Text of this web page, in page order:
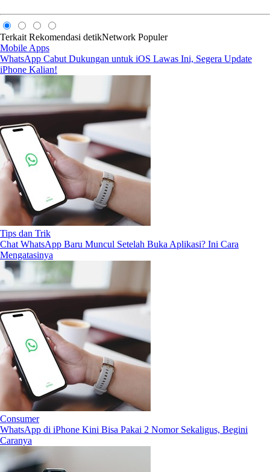
Terkait Rekomendasi detikNetwork Populer
Mobile Apps
WhatsApp Cabut Dukungan untuk iOS Lawas Ini, Segera Update
iPhone Kalian!
Tips dan Trik
Chat WhatsApp Baru Muncul Setelah Buka Aplikasi? Ini Cara
Mengatasinya
Consumer
WhatsApp di iPhone Kini Bisa Pakai 2 Nomor Sekaligus, Begini
Caranya